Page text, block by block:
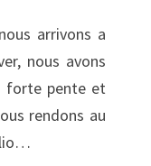
arrivons a
nous avons
forte pente et
rendons au